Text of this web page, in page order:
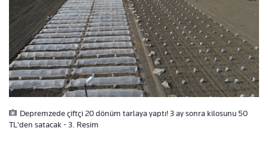
Depremzede çiftçi 20 dönüm tarlaya yaptı! 3 ay sonra kilosunu 50
TL'den satacak - 3. Resim